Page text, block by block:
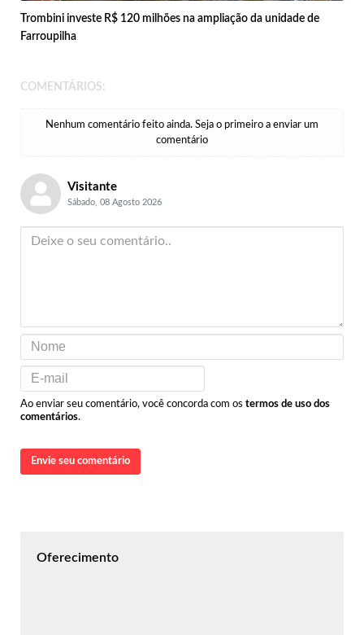
Trombini investe R$ 120 milhões na ampliação da unidade de
Farroupilha
COMENTÁRIOS:
Nenhum comentário feito ainda. Seja o primeiro a enviar um
comentário
Visitante
Sábado, 08 Agosto 2026
Ao enviar seu comentário, você concorda com os termos de uso dos
comentários.
Envie seu comentário
Oferecimento